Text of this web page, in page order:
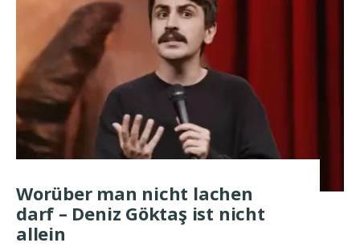
Worüber man nicht lachen
darf – Deniz Göktaş ist nicht
allein